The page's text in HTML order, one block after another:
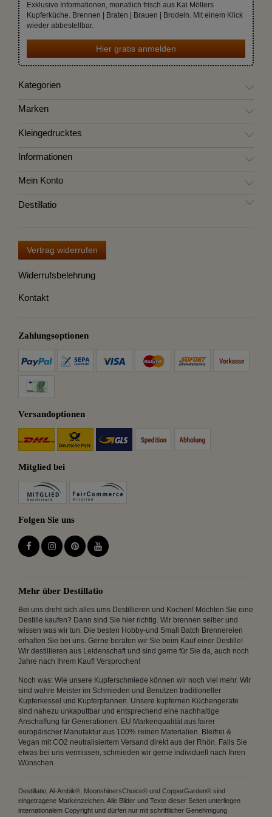
Exklusive Informationen, monatlich frisch aus Kai Möllers
Kupferküche. Brennen | Braten | Brauen | Brodeln. Mit einem Klick
wieder abbestellbar.
Hier gratis anmelden
Kategorien
Marken
Kleingedrucktes
Informationen
Mein Konto
Destillatio
Vertrag widerrufen
Widerrufsbelehrung
Kontakt
Zahlungsoptionen
Versandoptionen
Mitglied bei
Folgen Sie uns
Mehr über Destillatio
Bei uns dreht sich alles ums Destillieren und Kochen! Möchten Sie eine
Destille kaufen? Dann sind Sie hier richtig. Wir brennen selber und
wissen was wir tun. Die besten Hobby-und Small Batch Brennereien
erhalten Sie bei uns. Gerne beraten wir Sie beim Kauf einer Destille!
Wir destillieren aus Leidenschaft und sind gerne für Sie da, auch noch
Jahre nach Ihrem Kauf! Versprochen!
Noch was: Wie unsere Kupferschmiede können wir noch viel mehr. Wir
sind wahre Meister im Schmieden und Benutzen traditioneller
Kupferkessel und Kupferpfannen. Unsere kupfernen Küchengeräte
sind nahezu unkaputtbar und entsprechend eine nachhaltige
Anschaffung für Generationen. EU Markenqualität aus fairer
europäischer Manufaktur aus 100% reinen Materialien. Bleifrei &
Vegan mit CO2 neutralisiertem Versand direkt aus der Rhön. Falls Sie
etwas bei uns vermissen, schmieden wir gerne individuell nach Ihren
Wünschen.
Destillatio, Al-Ambik®, MoonshinersChoice® und CopperGarden® sind
eingetragene Markenzeichen. Alle Bilder und Texte dieser Seiten unterliegen
internationalem Copyright und dürfen nur mit schriftlicher Genehmigung